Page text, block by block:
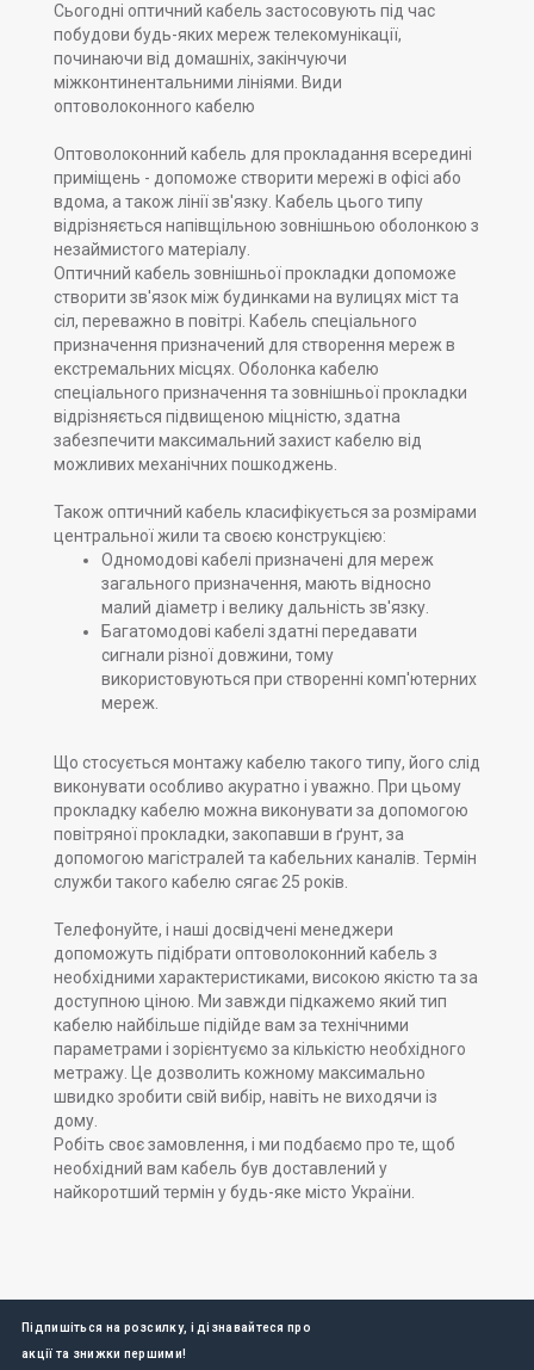
Сьогодні оптичний кабель застосовують під час
побудови будь-яких мереж телекомунікації,
починаючи від домашніх, закінчуючи
міжконтинентальними лініями. Види
оптоволоконного кабелю
Оптоволоконний кабель для прокладання всередині
приміщень - допоможе створити мережі в офісі або
вдома, а також лінії зв'язку. Кабель цього типу
відрізняється напівщільною зовнішньою оболонкою з
незаймистого матеріалу.
Оптичний кабель зовнішньої прокладки допоможе
створити зв'язок між будинками на вулицях міст та
сіл, переважно в повітрі. Кабель спеціального
призначення призначений для створення мереж в
екстремальних місцях. Оболонка кабелю
спеціального призначення та зовнішньої прокладки
відрізняється підвищеною міцністю, здатна
забезпечити максимальний захист кабелю від
можливих механічних пошкоджень.
Також оптичний кабель класифікується за розмірами
центральної жили та своєю конструкцією:
Одномодові кабелі призначені для мереж
загального призначення, мають відносно
малий діаметр і велику дальність зв'язку.
Багатомодові кабелі здатні передавати
сигнали різної довжини, тому
використовуються при створенні комп'ютерних
мереж.
Що стосується монтажу кабелю такого типу, його слід
виконувати особливо акуратно і уважно. При цьому
прокладку кабелю можна виконувати за допомогою
повітряної прокладки, закопавши в ґрунт, за
допомогою магістралей та кабельних каналів. Термін
служби такого кабелю сягає 25 років.
Телефонуйте, і наші досвідчені менеджери
допоможуть підібрати оптоволоконний кабель з
необхідними характеристиками, високою якістю та за
доступною ціною. Ми завжди підкажемо який тип
кабелю найбільше підійде вам за технічними
параметрами і зорієнтуємо за кількістю необхідного
метражу. Це дозволить кожному максимально
швидко зробити свій вибір, навіть не виходячи із
дому.
Робіть своє замовлення, і ми подбаємо про те, щоб
необхідний вам кабель був доставлений у
найкоротший термін у будь-яке місто України.
Підпишіться на розсилку, і дізнавайтеся про
акції та знижки першими!